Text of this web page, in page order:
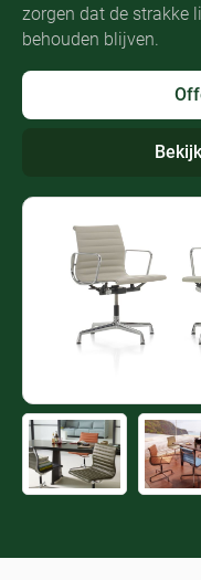
zorgen dat de strakke
behouden blijven.